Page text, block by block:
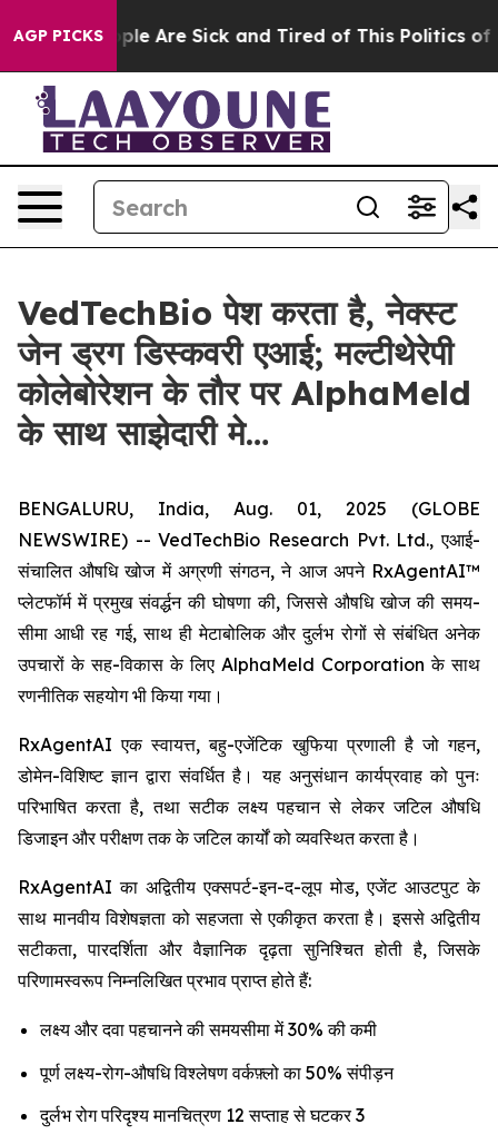
AGP PICKS
“People Are Sick and Tired of This Politics of
VedTechBio पेश करता है, नेक्स्ट
जेन ड्रग डिस्कवरी एआई; मल्टीथेरेपी
कोलेबोरेशन के तौर पर AlphaMeld
के साथ साझेदारी मे…
BENGALURU, India, Aug. 01, 2025 (GLOBE
NEWSWIRE) -- VedTechBio Research Pvt. Ltd., एआई-
संचालित औषधि खोज में अग्रणी संगठन, ने आज अपने RxAgentAI™
प्लेटफॉर्म में प्रमुख संवर्द्धन की घोषणा की, जिससे औषधि खोज की समय-
सीमा आधी रह गई, साथ ही मेटाबोलिक और दुर्लभ रोगों से संबंधित अनेक
उपचारों के सह-विकास के लिए AlphaMeld Corporation के साथ
रणनीतिक सहयोग भी किया गया।
RxAgentAI एक स्वायत्त, बहु-एजेंटिक खुफिया प्रणाली है जो गहन,
डोमेन-विशिष्ट ज्ञान द्वारा संवर्धित है। यह अनुसंधान कार्यप्रवाह को पुनः
परिभाषित करता है, तथा सटीक लक्ष्य पहचान से लेकर जटिल औषधि
डिजाइन और परीक्षण तक के जटिल कार्यों को व्यवस्थित करता है।
RxAgentAI का अद्वितीय एक्सपर्ट-इन-द-लूप मोड, एजेंट आउटपुट के
साथ मानवीय विशेषज्ञता को सहजता से एकीकृत करता है। इससे अद्वितीय
सटीकता, पारदर्शिता और वैज्ञानिक दृढ़ता सुनिश्चित होती है, जिसके
परिणामस्वरूप निम्नलिखित प्रभाव प्राप्त होते हैं:
लक्ष्य और दवा पहचानने की समयसीमा में 30% की कमी
पूर्ण लक्ष्य-रोग-औषधि विश्लेषण वर्कफ़्लो का 50% संपीड़न
दुर्लभ रोग परिदृश्य मानचित्रण 12 सप्ताह से घटकर 3